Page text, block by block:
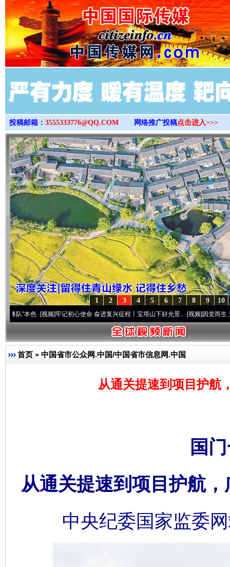
>
投稿邮箱： 3555333776@QQ.COM 网络推广投稿点击进入>>>
10
9
8
7
6
5
4
3
2
1
·[视频]牢记初心使命 奋进复兴征程丨宝塔山下好光景..·[视频]因党而生 为党而战
首页 » 中国省市公众网.中国/中国省市信息网.中国
从通关提速到项目护航
国
从通关提速到项目护航
中央纪委国家监委